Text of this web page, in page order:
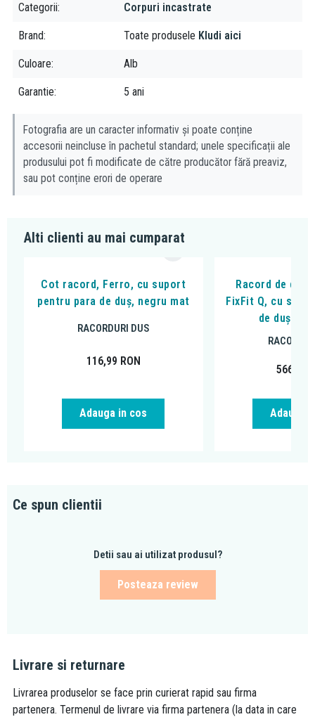
Categorii Corpuri incastrate
Brand Toate produsele Kludi aici
Culoare Alb
Garantie 5 ani
Fotografia are un caracter informativ și poate conține
accesorii neincluse în pachetul standard; unele specificații ale
produsului pot fi modificate de către producător fără preaviz,
sau pot conține erori de operare
Alti clienti au mai cumparat
Cot racord, Ferro, cu suport
pentru para de duș, negru mat
RACORDURI DUS
116,99 RON
Adauga in cos
Racord de duș,
FixFit Q, cu
de duș,
566,97
Adauga
Ce spun clientii
Detii sau ai utilizat produsul?
Posteaza review
Livrare si returnare
Livrarea produselor se face prin curierat rapid sau firma
partenera. Termenul de livrare via firma partenera (la data in care